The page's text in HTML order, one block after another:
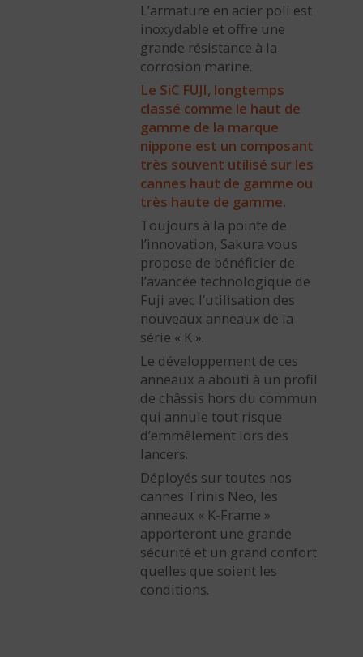
L’armature en acier poli est
inoxydable et offre une
grande résistance à la
corrosion marine.
Le SiC FUJI, longtemps
classé comme le haut de
gamme de la marque
nippone est un composant
très souvent utilisé sur les
cannes haut de gamme ou
très haute de gamme.
Toujours à la pointe de
l’innovation, Sakura vous
propose de bénéficier de
l’avancée technologique de
Fuji avec l’utilisation des
nouveaux anneaux de la
série « K ».
Le développement de ces
anneaux a abouti à un profil
de châssis hors du commun
qui annule tout risque
d’emmêlement lors des
lancers.
Déployés sur toutes nos
cannes Trinis Neo, les
anneaux « K-Frame »
apporteront une grande
sécurité et un grand confort
quelles que soient les
conditions.